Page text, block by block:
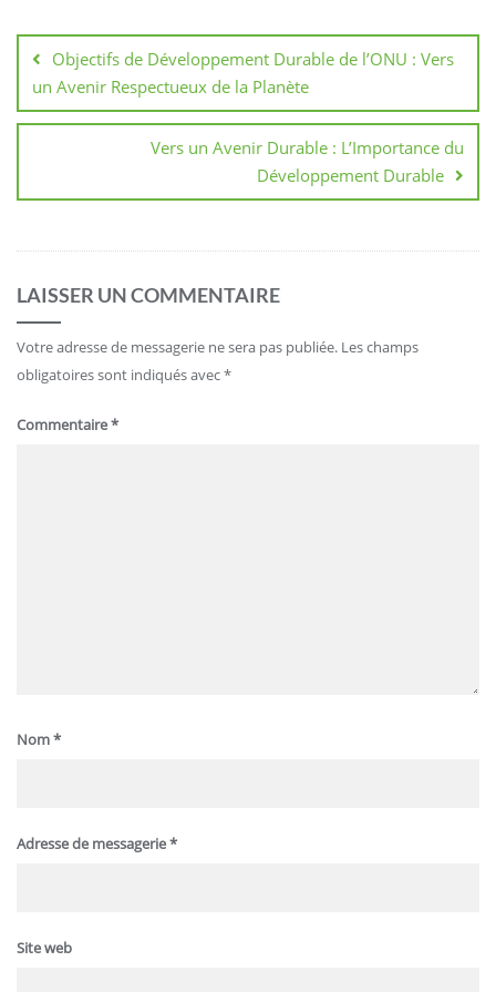
de
l’article
Objectifs de Développement Durable de l’ONU : Vers
un Avenir Respectueux de la Planète
Vers un Avenir Durable : L’Importance du
Développement Durable
LAISSER UN COMMENTAIRE
Votre adresse de messagerie ne sera pas publiée. Les champs
obligatoires sont indiqués avec*
Commentaire*
Nom*
Adresse de messagerie*
Site web